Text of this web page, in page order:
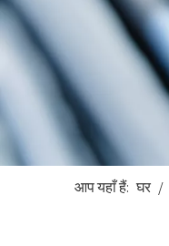
आप यहाँ हैं: घर /